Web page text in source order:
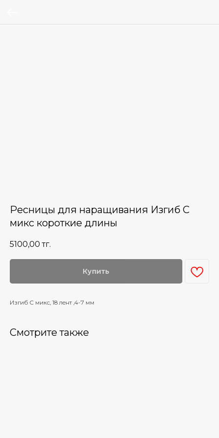
Ресницы для наращивания Изгиб С
микс короткие длины
5100,00 тг.
Купить
Изгиб С микс, 18 лент ,4-7 мм
Смотрите также